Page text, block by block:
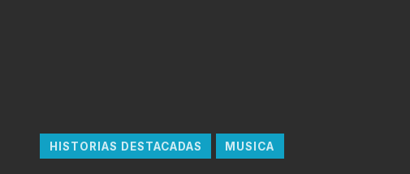
HISTORIAS DESTACADAS MUSICA